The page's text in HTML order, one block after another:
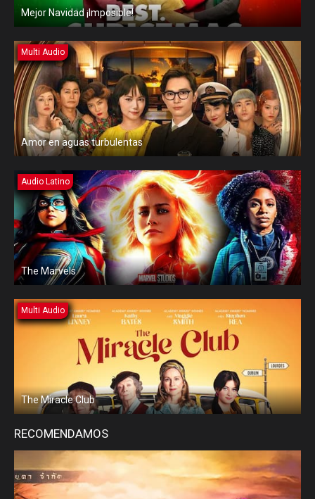
Mejor Navidad ¡Imposible!
Multi Audio
Amor en aguas turbulentas
Audio Latino
The Marvels
Multi Audio
The Miracle Club
RECOMENDAMOS